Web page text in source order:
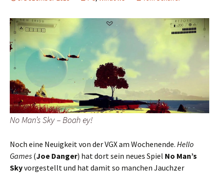
No Man’s Sky – Boah ey!
Noch eine Neuigkeit von der VGX am Wochenende. Hello
Games (Joe Danger) hat dort sein neues Spiel No Man’s
Skyvorgestellt und hat damit so manchen Jauchzer